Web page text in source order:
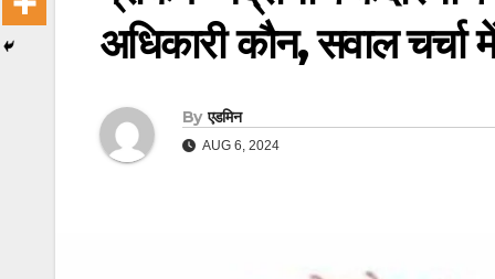
अधिकारी कौन, सवाल चर्चा में
By एडमिन
AUG 6, 2024